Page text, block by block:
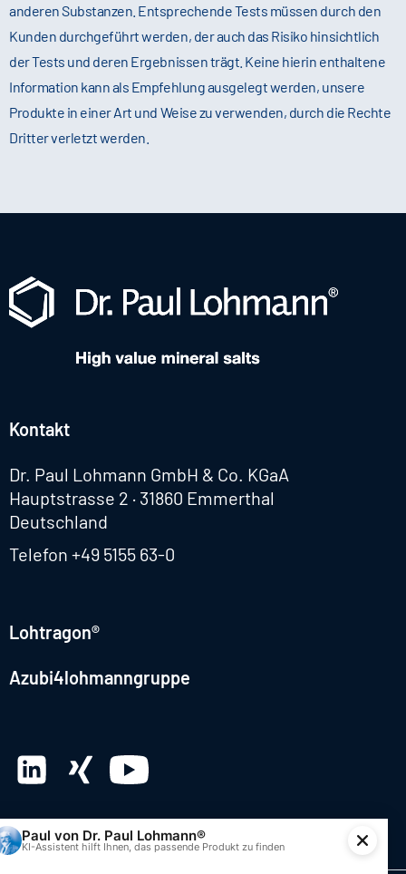
anderen Substanzen. Entsprechende Tests müssen durch den
Kunden durchgeführt werden, der auch das Risiko hinsichtlich
der Tests und deren Ergebnissen trägt. Keine hierin enthaltene
Information kann als Empfehlung ausgelegt werden, unsere
Produkte in einer Art und Weise zu verwenden, durch die Rechte
Dritter verletzt werden.
Kontakt
Dr. Paul Lohmann GmbH & Co. KGaA
Hauptstrasse 2 · 31860 Emmerthal
Deutschland
Telefon +49 5155 63-0
Lohtragon®
Azubi4lohmanngruppe